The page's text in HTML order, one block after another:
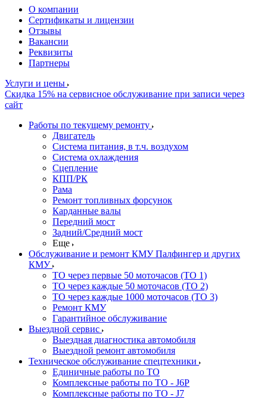
О компании
Сертификаты и лицензии
Отзывы
Вакансии
Реквизиты
Партнеры
Услуги и цены
Скидка 15% на сервисное обслуживание при записи через
сайт
Работы по текущему ремонту
Двигатель
Система питания, в т.ч. воздухом
Система охлаждения
Сцепление
КПП/РК
Рама
Ремонт топливных форсунок
Карданные валы
Передний мост
Задний/Средний мост
Еще
Обслуживание и ремонт КМУ Палфингер и других
КМУ
ТО через первые 50 моточасов (ТО 1)
ТО через каждые 50 моточасов (ТО 2)
ТО через каждые 1000 моточасов (ТО 3)
Ремонт КМУ
Гарантийное обслуживание
Выездной сервис
Выездная диагностика автомобиля
Выездной ремонт автомобиля
Техническое обслуживание спецтехники
Единичные работы по ТО
Комплексные работы по ТО - J6P
Комплексные работы по ТО - J7